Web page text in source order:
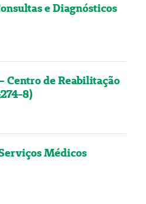
e Diagnósticos
Centro de Reabilitação
8)
Médicos